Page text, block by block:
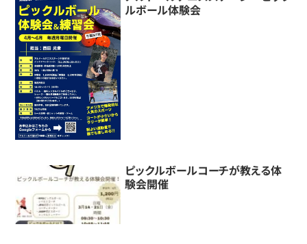
ルボール体験会
ピックルボールコーチが教える体
験会開催